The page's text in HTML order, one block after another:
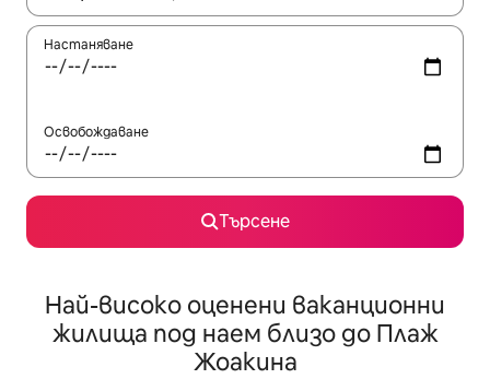
Настаняване
Освобождаване
Търсене
Най-високо оценени ваканционни
жилища под наем близо до Плаж
Жоакина